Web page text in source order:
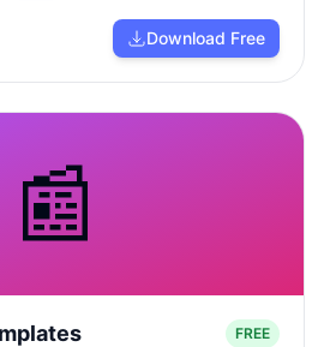
Download Free
📰
FREE